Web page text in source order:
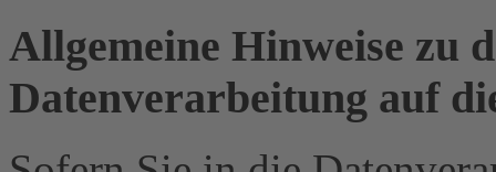
Allgemeine Hinweise zu
Datenverarbeitung auf